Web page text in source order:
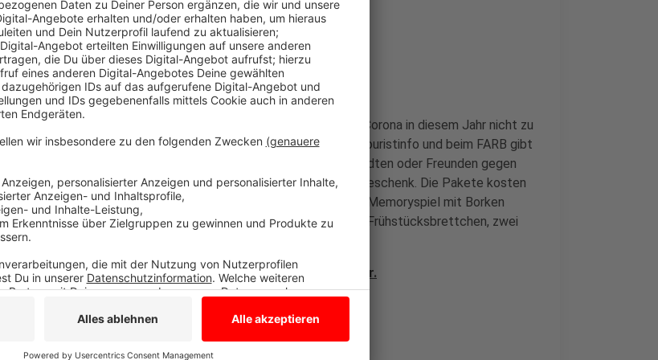
Borken-Erinnerungen auch in der Ferne
Anzeige
Die Stadt Borken hat sich etwas ausgedacht für alle, die wegen Corona in diesem Jahr nicht zu
Weihnachten nach Hause nach Borken kommen können. Bei der Touristinfo und beim FARB gibt
es verschiedene Themenpakete, die wir den betroffenen Verwandten oder Freunden gegen
das Heimweh schicken können. Sie eignen sich aber auch so als Geschenk. Die Pakete kosten
zwischen 10 und 20 Euro. In "Borken spielt" ist unter anderem ein Memoryspiel mit Borken
Motiven und das Themenpaket "Borken frühstückt" enthält zwei Frühstücksbrettchen, zwei
Kaffeebecher, zwei Magnete und eine Borken-Tasche.
Weitere Infos zu den unterschiedlichen Paketen findet Ihr hier.